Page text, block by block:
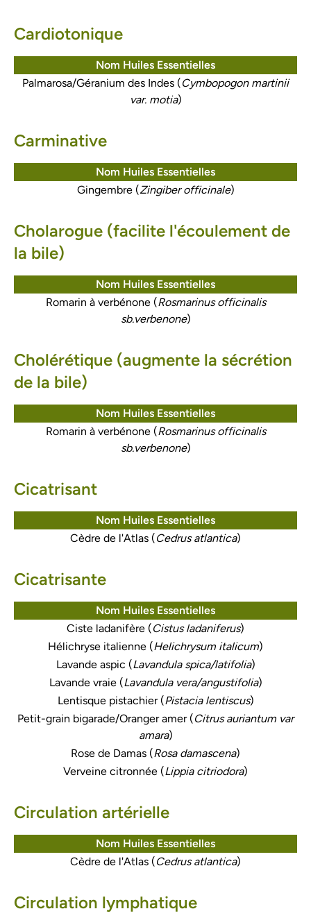
Cardiotonique
Nom Huiles Essentielles
Palmarosa/Géranium des Indes (Cymbopogon martinii
var. motia)
Carminative
Nom Huiles Essentielles
Gingembre (Zingiber officinale)
Cholarogue (facilite l'écoulement de
la bile)
Nom Huiles Essentielles
Romarin à verbénone (Rosmarinus officinalis
sb.verbenone)
Cholérétique (augmente la sécrétion
de la bile)
Nom Huiles Essentielles
Romarin à verbénone (Rosmarinus officinalis
sb.verbenone)
Cicatrisant
Nom Huiles Essentielles
Cèdre de l'Atlas (Cedrus atlantica)
Cicatrisante
Nom Huiles Essentielles
Ciste ladanifère (Cistus ladaniferus)
Hélichryse italienne (Helichrysum italicum)
Lavande aspic (Lavandula spica/latifolia)
Lavande vraie (Lavandula vera/angustifolia)
Lentisque pistachier (Pistacia lentiscus)
Petit-grain bigarade/Oranger amer (Citrus auriantum var
amara)
Rose de Damas (Rosa damascena)
Verveine citronnée (Lippia citriodora)
Circulation artérielle
Nom Huiles Essentielles
Cèdre de l'Atlas (Cedrus atlantica)
Circulation lymphatique